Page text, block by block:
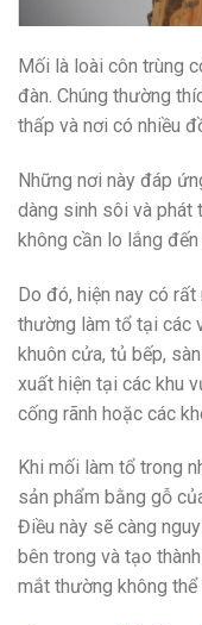
Mối là loài côn trùng
đàn. Chúng thường
thấp và nơi có nhiều
Những nơi này đáp
dàng sinh sôi và phát
không cần lo lắng
Do đó, hiện nay có
thường làm tổ tại các
khuôn cửa, tủ bếp,
xuất hiện tại các khu
cống rãnh hoặc các
Khi mối làm tổ trong
sản phẩm bằng gỗ
Điều này sẽ càng
bên trong và tạo
mắt thường không